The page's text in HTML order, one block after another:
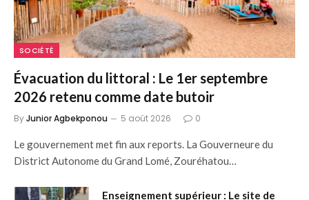
SOCIÉTÉ
Évacuation du littoral : Le 1er septembre
2026 retenu comme date butoir
ByJunior Agbekponou 5 août 2026 0
Le gouvernement met fin aux reports. La Gouverneure du
District Autonome du Grand Lomé, Zouréhatou…
Enseignement supérieur : Le site de